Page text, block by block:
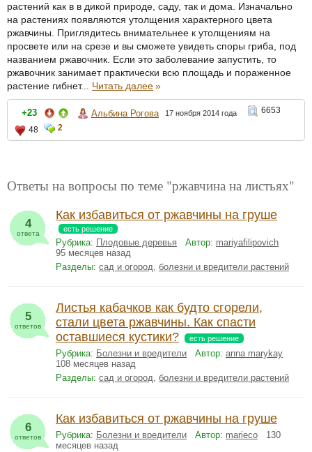
растений как в в дикой природе, саду, так и дома. Изначально
на растениях появляются утолщения характерного цвета
ржавчины. Приглядитесь внимательнее к утолщениям на
просвете или на срезе и вы сможете увидеть споры гриба, под
названием ржавочник. Если это заболевание запустить, то
ржавочник занимает практически всю площадь и пораженное
растение гибнет... Читать далее»
+23 Альбина Рогова 17 ноября 2014 года
6653
48
2
Ответы на вопросы по теме "ржавчина на листьях"
4
ответа
Как избавиться от ржавчины на груше
есть решение
Рубрика: Плодовые деревья Автор: mariyafilipovich
95 месяцев назад
Разделы: сад и огород, болезни и вредители растений
5
ответов
Листья кабачков как будто сгорели,
стали цвета ржавчины. Как спасти
оставшиеся кустики?
есть решение
Рубрика: Болезни и вредители Автор: anna marykay
108 месяцев назад
Разделы: сад и огород, болезни и вредители растений
6
ответов
Как избавиться от ржавчины на груше
Рубрика: Болезни и вредители Автор: marieco 130
месяцев назад